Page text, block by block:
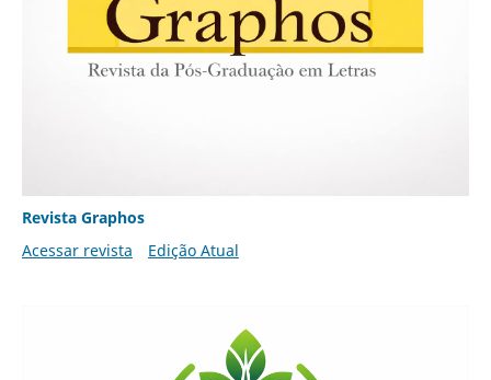
Revista Graphos
Acessar revista
Edição Atual